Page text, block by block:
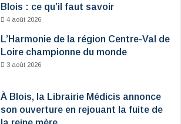
Blois : ce qu’il faut savoir
4 août 2026
L’Harmonie de la région Centre-Val de
Loire championne du monde
3 août 2026
À Blois, la Librairie Médicis annonce
son ouverture en rejouant la fuite de